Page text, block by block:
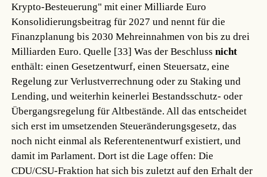
Krypto-Besteuerung" mit einer Milliarde Euro
Konsolidierungsbeitrag für 2027 und nennt für die
Finanzplanung bis 2030 Mehreinnahmen von bis zu drei
Milliarden Euro.Quelle [33] Was der Beschlussnicht
enthält: einen Gesetzentwurf, einen Steuersatz, eine
Regelung zur Verlustverrechnung oder zu Staking und
Lending, und weiterhin keinerlei Bestandsschutz- oder
Übergangsregelung für Altbestände. All das entscheidet
sich erst im umsetzenden Steueränderungsgesetz, das
noch nicht einmal als Referentenentwurf existiert, und
damit im Parlament. Dort ist die Lage offen: Die
CDU/CSU-Fraktion hat sich bis zuletzt auf den Erhalt der